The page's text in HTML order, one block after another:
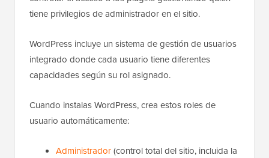
tiene privilegios de administrador en el sitio.
WordPress incluye un sistema de gestión de usuarios
integrado donde cada usuario tiene diferentes
capacidades según su rol asignado.
Cuando instalas WordPress, crea estos roles de
usuario automáticamente:
Administrador(control total del sitio, incluida la